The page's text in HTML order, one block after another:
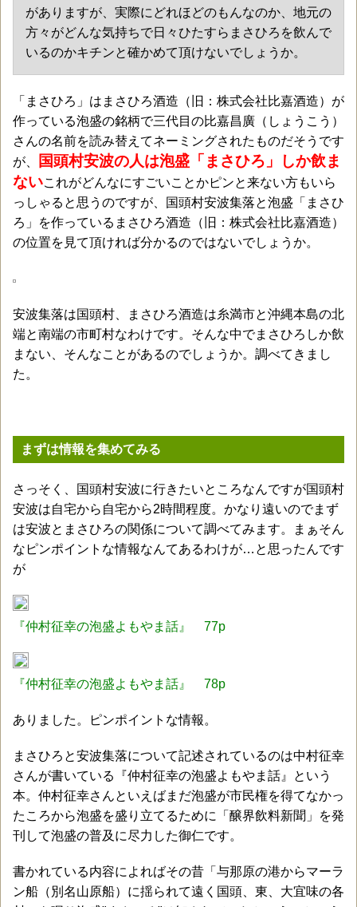
がありますが、実際にどれほどのもんなのか、地元の
方々がどんな気持ちで日々ひたすらまさひろを飲んで
いるのかキチンと確かめて頂けないでしょうか。
「まさひろ」はまさひろ酒造（旧：株式会社比嘉酒造）が
作っている泡盛の銘柄で三代目の比嘉昌廣（しょうこう）
さんの名前を読み替えてネーミングされたものだそうです
が、
国頭村安波の人は泡盛「まさひろ」しか飲ま
ないこれがどんなにすごいことかピンと来ない方もいら
っしゃると思うのですが、国頭村安波集落と泡盛「まさひ
ろ」を作っているまさひろ酒造（旧：株式会社比嘉酒造）
の位置を見て頂ければ分かるのではないでしょうか。
安波集落は国頭村、まさひろ酒造は糸満市と沖縄本島の北
端と南端の市町村なわけです。そんな中でまさひろしか飲
まない、そんなことがあるのでしょうか。調べてきまし
た。
まずは情報を集めてみる
さっそく、国頭村安波に行きたいところなんですが国頭村
安波は自宅から自宅から2時間程度。かなり遠いのでまず
は安波とまさひろの関係について調べてみます。まぁそん
なピンポイントな情報なんてあるわけが…と思ったんです
が
『仲村征幸の泡盛よもやま話』 77p
『仲村征幸の泡盛よもやま話』 78p
ありました。ピンポイントな情報。
まさひろと安波集落について記述されているのは中村征幸
さんが書いている『仲村征幸の泡盛よもやま話』という
本。仲村征幸さんといえばまだ泡盛が市民権を得てなかっ
たころから泡盛を盛り立てるために「醸界飲料新聞」を発
刊して泡盛の普及に尽力した御仁です。
書かれている内容によればその昔「与那原の港からマーラ
ン船（別名山原船）に揺られて遠く国頭、東、大宜味の各